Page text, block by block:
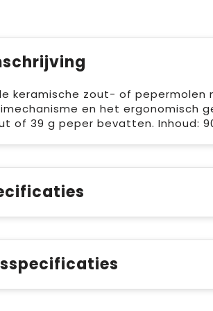
keramische zout- of
en het ergonomisch
of 39 g peper bevatten. Inhoud: